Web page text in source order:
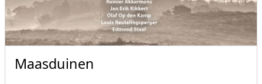
Maasduinen